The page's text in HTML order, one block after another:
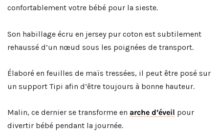
confortablement votre bébé pour la sieste.
Son habillage écru en jersey pur coton est subtilement
rehaussé d’un nœud sous les poignées de transport.
Élaboré en feuilles de maïs tressées, il peut être posé sur
un support Tipi afin d’être toujours à bonne hauteur.
Malin, ce dernier se transforme en arche d’éveil pour
divertir bébé pendant la journée.